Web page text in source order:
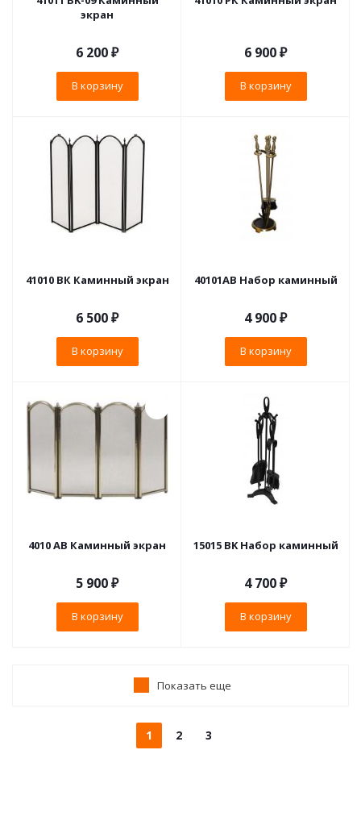
экран
6 200₽
В корзину
6 900₽
В корзину
41010 ВК Каминный экран
6 500₽
В корзину
40101AB Набор каминный
4 900₽
В корзину
4010 АВ Каминный экран
5 900₽
В корзину
15015 BK Набор каминный
4 700₽
В корзину
Показать еще
1 2 3